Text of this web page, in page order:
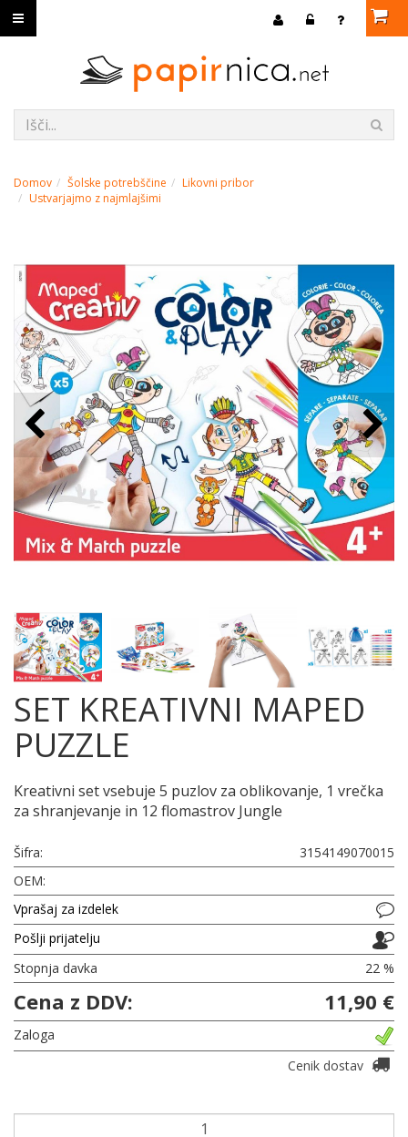
Domov Šolske potrebščine
Likovni pribor
Ustvarjajmo z najmlajšimi
SET KREATIVNI MAPED
PUZZLE
Kreativni set vsebuje 5 puzlov za oblikovanje, 1 vrečka
za shranjevanje in 12 flomastrov Jungle
Šifra:
3154149070015
OEM:
Vprašaj za izdelek
Pošlji prijatelju
Stopnja davka
22 %
Cena z DDV: 11,90 €
Zaloga
Cenik dostav